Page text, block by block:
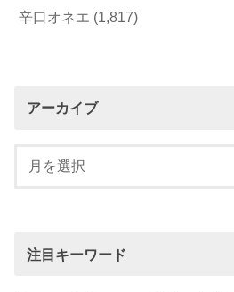
辛口オネエ (1,817)
アーカイブ
注目キーワード